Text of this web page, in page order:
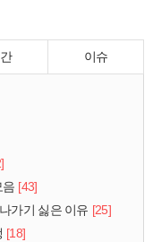
이슈
음 [43]
가기 싫은 이유 [25]
[18]